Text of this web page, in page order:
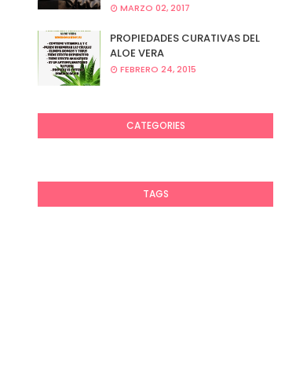
MARZO 02, 2017
PROPIEDADES CURATIVAS DEL
ALOE VERA
FEBRERO 24, 2015
CATEGORIES
TAGS